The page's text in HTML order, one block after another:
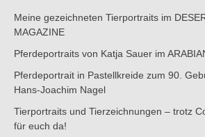
Meine gezeichneten Tierportraits im
MAGAZINE
Pferdeportraits von Katja Sauer im
Pferdeportrait in Pastellkreide zum 90.
Hans-Joachim Nagel
Tierportraits und Tierzeichnungen – trotz
für euch da!